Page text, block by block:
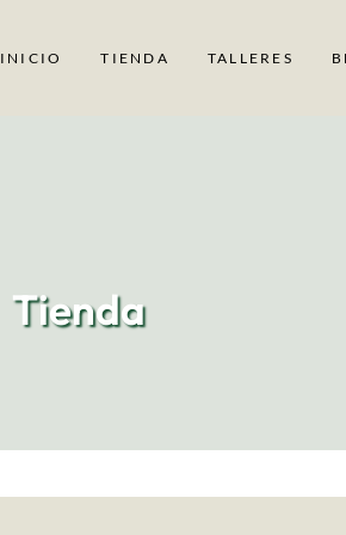
INICIO TIENDA TALLERES
Tienda